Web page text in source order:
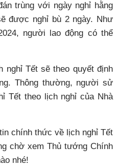
trùng với ngày nghỉ hằng
được nghỉ bù 2 ngày. Như
người lao động có thể
Tết sẽ theo quyết định
Thông thường, người sử
Tết theo lịch nghỉ của Nhà
chính thức về lịch nghỉ Tết
chờ xem Thủ tướng Chính
nhé!